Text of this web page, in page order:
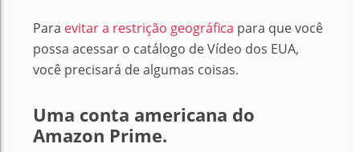
Para evitar a restrição geográfica para que você
possa acessar o catálogo de Vídeo dos EUA,
você precisará de algumas coisas.
Uma conta americana do
Amazon Prime.